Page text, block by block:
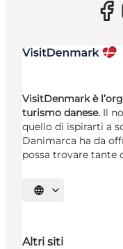
VisitDenmark è
turismo danese. Il
quello di ispirarti a
Danimarca ha da
possa trovare tante
Seleziona la lingua
Altri siti